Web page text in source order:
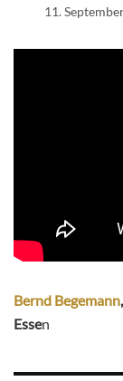
11.
Bernd Begemann
Essen